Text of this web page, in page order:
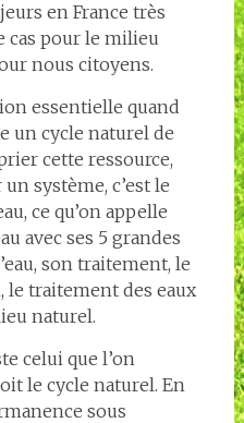
en France très
cas pour le milieu
nous citoyens.
essentielle quand
un cycle naturel de
cette ressource,
système, c’est le
ce qu’on appelle
avec ses 5 grandes
son traitement, le
le traitement des eaux
naturel.
celui que l’on
le cycle naturel. En
sous